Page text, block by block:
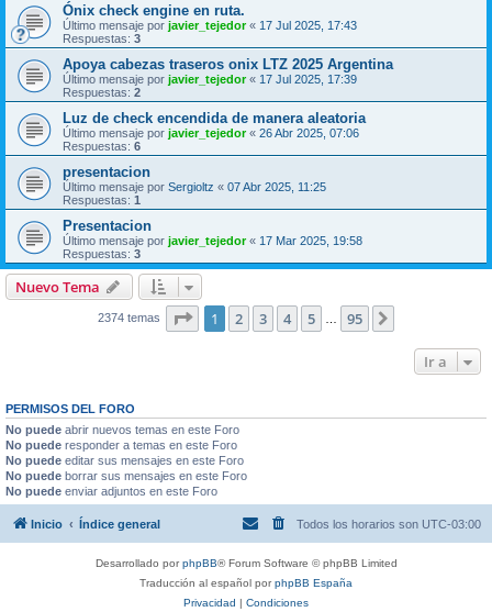
Ónix check engine en ruta.
Último mensaje por javier_tejedor« 17 Jul 2025, 17:43
Respuestas: 3
Apoya cabezas traseros onix LTZ 2025 Argentina
Último mensaje por javier_tejedor« 17 Jul 2025, 17:39
Respuestas: 2
Luz de check encendida de manera aleatoria
Último mensaje por javier_tejedor« 26 Abr 2025, 07:06
Respuestas: 6
presentacion
Último mensaje por Sergioltz « 07 Abr 2025, 11:25
Respuestas: 1
Presentacion
Último mensaje por javier_tejedor« 17 Mar 2025, 19:58
Respuestas: 3
Nuevo Tema
2374 temas Página de 95
1 2 3 4 5 95
Ir a
PERMISOS DEL FORO
No puede abrir nuevos temas en este Foro
No puede responder a temas en este Foro
No puede editar sus mensajes en este Foro
No puede borrar sus mensajes en este Foro
No puede enviar adjuntos en este Foro
Inicio Índice general Todos los horarios son UTC-03:00
Desarrollado porphpBB® Forum Software © phpBB Limited
Traducción al español porphpBB España
Privacidad
Condiciones